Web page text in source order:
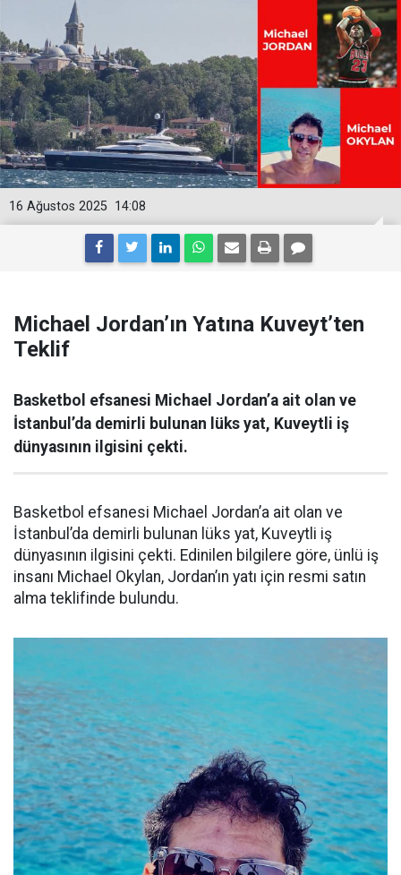
14:08
16 Ağustos 2025
Michael Jordan’ın Yatına Kuveyt’ten
Teklif
Basketbol efsanesi Michael Jordan’a ait olan ve
İstanbul’da demirli bulunan lüks yat, Kuveytli iş
dünyasının ilgisini çekti.
Basketbol efsanesi Michael Jordan’a ait olan ve
İstanbul’da demirli bulunan lüks yat, Kuveytli iş
dünyasının ilgisini çekti. Edinilen bilgilere göre, ünlü iş
insanı Michael Okylan, Jordan’ın yatı için resmi satın
alma teklifinde bulundu.